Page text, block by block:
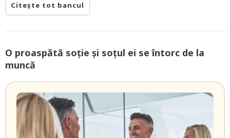
Citește tot bancul
O proaspătă soție și soțul ei se întorc de la
muncă